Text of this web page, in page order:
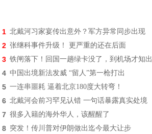
1 北戴河习家宴传出意外？军方异常同步出现
2 张继科事件升级！ 更严重的还在后面
3 铁闸落下！回国一趟绿卡没了，到机场才知出
4 中国出境新法发威 “留人”第一枪打出
5 一连串噩耗 逼着北京180度大转弯！
6 北戴河会前习罕见认错 一句话暴露真实处境
7 很多入籍的海外华人，该醒醒了
8 突发！传川普对伊朗做出迄今最大让步